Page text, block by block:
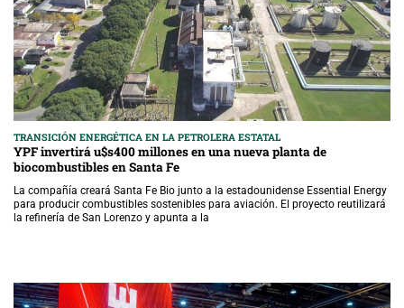
TRANSICIÓN ENERGÉTICA EN LA PETROLERA ESTATAL
YPF invertirá u$s400 millones en una nueva planta de
biocombustibles en Santa Fe
La compañía creará Santa Fe Bio junto a la estadounidense Essential Energy
para producir combustibles sostenibles para aviación. El proyecto reutilizará
la refinería de San Lorenzo y apunta a la